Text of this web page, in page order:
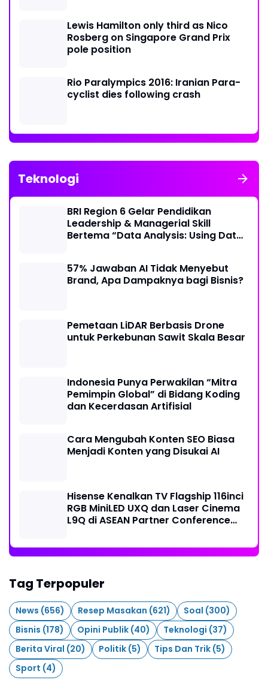
Lewis Hamilton only third as Nico
Rosberg on Singapore Grand Prix
pole position
Rio Paralympics 2016: Iranian Para-
cyclist dies following crash
Teknologi
BRI Region 6 Gelar Pendidikan
Leadership & Managerial Skill
Bertema “Data Analysis: Using Data
57% Jawaban AI Tidak Menyebut
Brand, Apa Dampaknya bagi Bisnis?
Pemetaan LiDAR Berbasis Drone
untuk Perkebunan Sawit Skala Besar
Indonesia Punya Perwakilan “Mitra
Pemimpin Global” di Bidang Koding
dan Kecerdasan Artifisial
Cara Mengubah Konten SEO Biasa
Menjadi Konten yang Disukai AI
Hisense Kenalkan TV Flagship 116inci
RGB MiniLED UXQ dan Laser Cinema
L9Q di ASEAN Partner Conference
Tag Terpopuler
News (656) Resep Masakan (621) Soal (300)
Bisnis (178) Opini Publik (40) Teknologi (37)
Berita Viral (20) Politik (5) Tips Dan Trik (5)
Sport (4)